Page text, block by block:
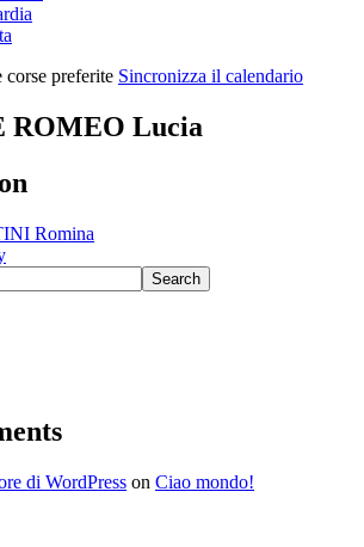
corse preferite Sincronizza il calendario
ROMEO Lucia
Romina
di WordPress on Ciao mondo!